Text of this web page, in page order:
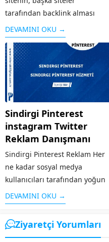
tarafından backlink alması
yani kendi adresinin verilmesi,
o sitenin hem reklamı olduğu
kadar hem de arama
motorlarında üst sırada yer
alması için önemli bir kriterdir.
Sitenin güvenilirliği arttığı...
DEVAMINI OKU →
Sindirgi Pinterest
instagram Twitter
Reklam Danışmanı
Sindirgi Pinterest Reklam Her
ne kadar sosyal medya
kullanıcıları tarafından yoğun
bir şekilde kullanılmasa da
özellikle grafik / görsel
aramaları için sık kullanılan bir
platform olan Pinterest’te yer
DEVAMINI OKU →
Ziyaretçi Yorumları